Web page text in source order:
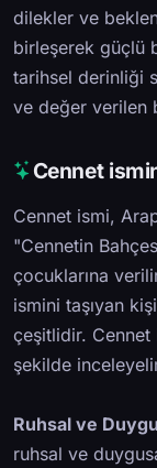
dilekler ve
birleşerek güçlü
tarihsel derinliği
ve değer verilen
Cennet
Cennet ismi,
"Cennetin
çocuklarına
ismini taşıyan
çeşitlidir.
şekilde
Ruhsal ve
ruhsal ve